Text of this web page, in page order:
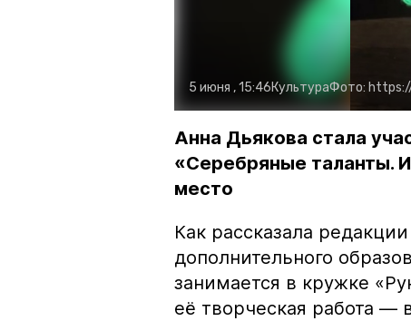
5 июня , 15:46КультураФото:
Анна Дьякова стала
«Серебряные таланты.
место
Как рассказала
дополнительного
занимается в кружке
её творческая работа —